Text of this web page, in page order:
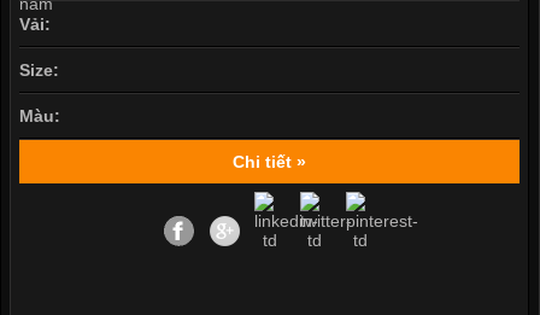
Vải:
Size:
Màu:
Chi tiết »